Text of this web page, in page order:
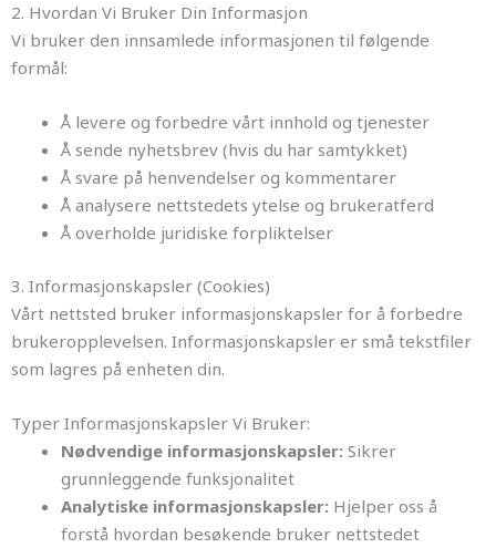
2. Hvordan Vi Bruker Din Informasjon
Vi bruker den innsamlede informasjonen til følgende
formål:
Å levere og forbedre vårt innhold og tjenester
Å sende nyhetsbrev (hvis du har samtykket)
Å svare på henvendelser og kommentarer
Å analysere nettstedets ytelse og brukeratferd
Å overholde juridiske forpliktelser
3. Informasjonskapsler (Cookies)
Vårt nettsted bruker informasjonskapsler for å forbedre
brukeropplevelsen. Informasjonskapsler er små tekstfiler
som lagres på enheten din.
Typer Informasjonskapsler Vi Bruker:
Nødvendige informasjonskapsler: Sikrer
grunnleggende funksjonalitet
Analytiske informasjonskapsler: Hjelper oss å
forstå hvordan besøkende bruker nettstedet